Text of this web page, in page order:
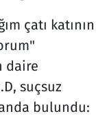
çatı katının
daire
suçsuz
bulundu: